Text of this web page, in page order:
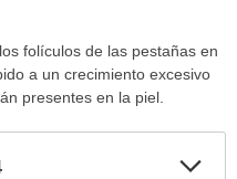
folículos de las pestañas en
a un crecimiento excesivo
presentes en la piel.